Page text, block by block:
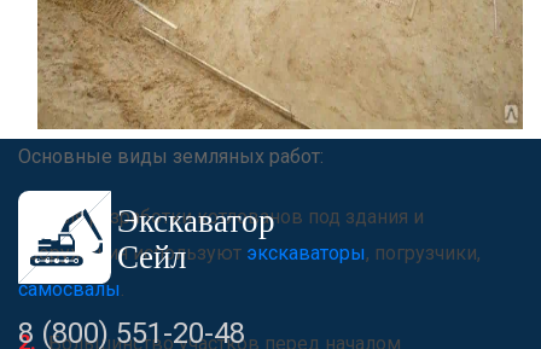
Основные виды земляных работ:
Для разработки котлованов под здания и
сооружения используют экскаваторы, погрузчики,
самосвалы.
Большинство участков перед началом
8 (800) 551-20-48